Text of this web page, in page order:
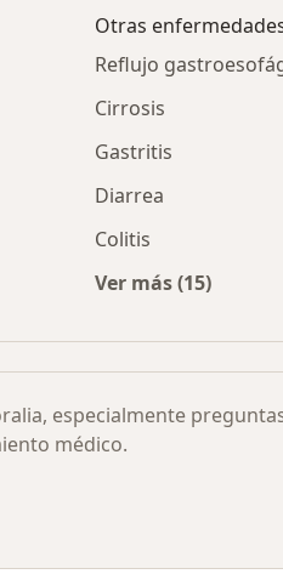
Otras
Reflujo
Cirrosis
Gastritis
Diarrea
Colitis
Ver más (15)
especialmente
médico.